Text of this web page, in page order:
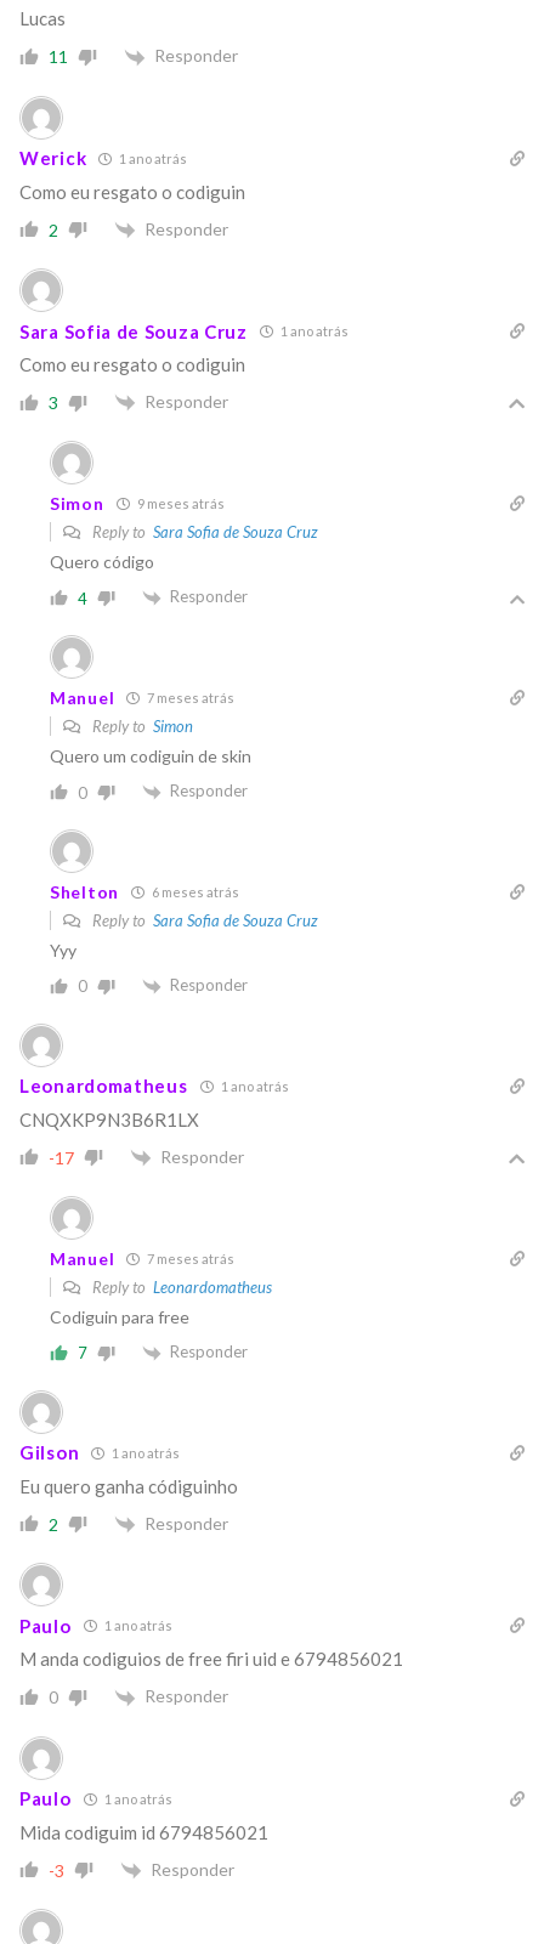
Lucas
11 Responder
Werick 1 ano atrás
Como eu resgato o codiguin
2 Responder
Sara Sofia de Souza Cruz 1 ano atrás
Como eu resgato o codiguin
3 Responder
Simon 9 meses atrás
Reply to Sara Sofia de Souza Cruz
Quero código
4 Responder
Manuel 7 meses atrás
Reply to Simon
Quero um codiguin de skin
0 Responder
Shelton 6 meses atrás
Reply to Sara Sofia de Souza Cruz
Yyy
0 Responder
Leonardomatheus 1 ano atrás
CNQXKP9N3B6R1LX
-17 Responder
Manuel 7 meses atrás
Reply to Leonardomatheus
Codiguin para free
7 Responder
Gilson 1 ano atrás
Eu quero ganha códiguinho
2 Responder
Paulo 1 ano atrás
M anda codiguios de free firi uid e 6794856021
0 Responder
Paulo 1 ano atrás
Mida codiguim id 6794856021
-3 Responder